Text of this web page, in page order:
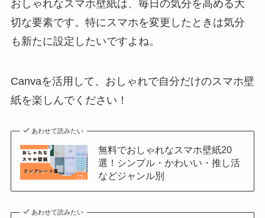
おしゃれなスマホ壁紙は、毎日の気分を高める大
切な要素です。特にスマホを変更したときは気分
も新たに設定したいですよね。
Canvaを活用して、おしゃれで自分だけのスマホ壁
紙を楽しんでください！
あわせて読みたい
無料でおしゃれなスマホ壁紙20
選！シンプル・かわいい・推し活
などジャンル別
あわせて読みたい